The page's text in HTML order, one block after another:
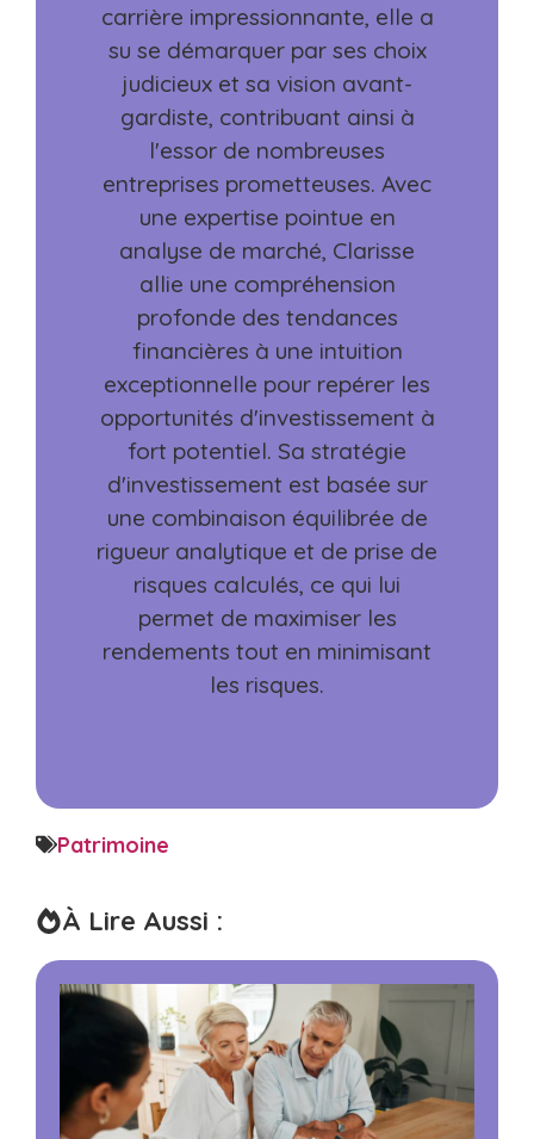
carrière impressionnante, elle a
su se démarquer par ses choix
judicieux et sa vision avant-
gardiste, contribuant ainsi à
l'essor de nombreuses
entreprises prometteuses. Avec
une expertise pointue en
analyse de marché, Clarisse
allie une compréhension
profonde des tendances
financières à une intuition
exceptionnelle pour repérer les
opportunités d'investissement à
fort potentiel. Sa stratégie
d'investissement est basée sur
une combinaison équilibrée de
rigueur analytique et de prise de
risques calculés, ce qui lui
permet de maximiser les
rendements tout en minimisant
les risques.
Patrimoine
À Lire Aussi :